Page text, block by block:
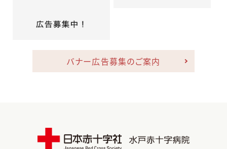
バナー広告募集のご案内